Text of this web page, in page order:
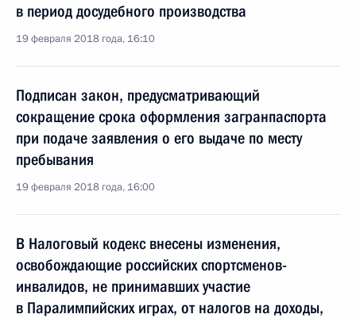
в период досудебного производства
19 февраля 2018 года, 16:10
Подписан закон, предусматривающий
сокращение срока оформления загранпаспорта
при подаче заявления о его выдаче по месту
пребывания
19 февраля 2018 года, 16:00
В Налоговый кодекс внесены изменения,
освобождающие российских спортсменов-
инвалидов, не принимавших участие
в Паралимпийских играх, от налогов на доходы,